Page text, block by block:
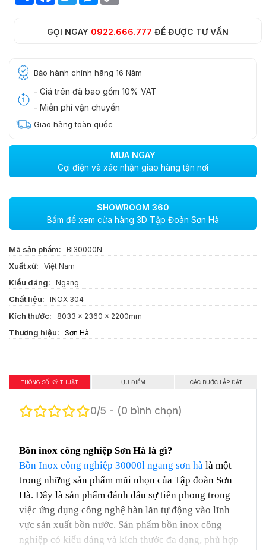
GỌI NGAY 0922.666.777 ĐỂ ĐƯỢC TƯ VẤN
Bảo hành chính hãng 16 Năm
- Giá trên đã bao gồm 10% VAT
- Miễn phí vận chuyển
Giao hàng toàn quốc
MUA NGAY
Gọi điện và xác nhận giao hàng tận nơi
SHOWROOM 360
Bấm để xem cửa hàng 3D Tập Đoàn Sơn Hà
Mã sản phẩm: BI30000N
Xuất xứ: Việt Nam
Kiểu dáng: Ngang
Chất liệu: INOX 304
Kích thước: 8033 x 2360 x 2200mm
Thương hiệu: Sơn Hà
THÔNG SỐ KỸ THUẬT ƯU ĐIỂM CÁC BƯỚC LẮP ĐẶT
0/5 - (0 bình chọn)
Bồn inox công nghiệp Sơn Hà là gì?
Bồn Inox công nghiệp 30000l ngang sơn hà là một
trong những sản phẩm mũi nhọn của Tập đoàn Sơn
Hà. Đây là sản phẩm đánh dấu sự tiên phong trong
việc ứng dụng công nghệ hàn lăn tự động vào lĩnh
vực sản xuất bồn nước. Sản phẩm bồn inox công
nghiệp có kiểu dáng và kích thước đa dạng, phù hợp